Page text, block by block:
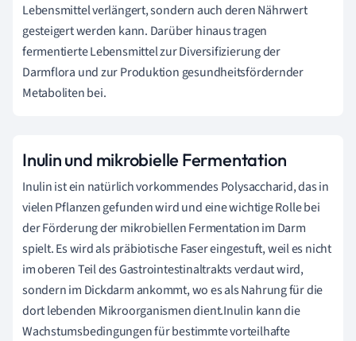
Lebensmittel verlängert, sondern auch deren Nährwert
gesteigert werden kann. Darüber hinaus tragen
fermentierte Lebensmittel zur Diversifizierung der
Darmflora und zur Produktion gesundheitsfördernder
Metaboliten bei.
Inulin und mikrobielle Fermentation
Inulin ist ein natürlich vorkommendes Polysaccharid, das in
vielen Pflanzen gefunden wird und eine wichtige Rolle bei
der Förderung der mikrobiellen Fermentation im Darm
spielt. Es wird als präbiotische Faser eingestuft, weil es nicht
im oberen Teil des Gastrointestinaltrakts verdaut wird,
sondern im Dickdarm ankommt, wo es als Nahrung für die
dort lebenden Mikroorganismen dient.Inulin kann die
Wachstumsbedingungen für bestimmte vorteilhafte